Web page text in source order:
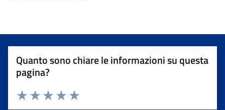
Quanto sono chiare le informazioni su questa
pagina?
Valuta da 1 a 5 stelle la pagina
Valuta 5 stelle su 5
Valuta 4 stelle su 5
Valuta 3 stelle su 5
Valuta 2 stelle su 5
Valuta 1 stelle su 5